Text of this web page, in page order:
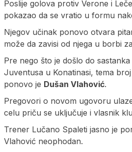
Poslije golova protiv Verone i
pokazao da se vratio u formu
Njegov učinak ponovo otvara
može da zavisi od njega u borbi
Pre nego što je došlo do
Juventusa u Konatinasi, tema
ponovo je Dušan Vlahović.
Pregovori o novom ugovoru
celu priču se uključuje i vlasnik
Trener Lučano Spaleti jasno je
Vlahović neophodan.